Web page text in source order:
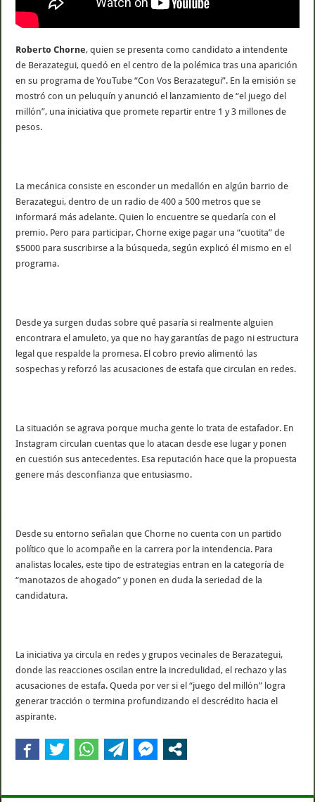
Roberto Chorne, quien se presenta como candidato a intendente
de Berazategui, quedó en el centro de la polémica tras una aparición
en su programa de YouTube “Con Vos Berazategui”. En la emisión se
mostró con un peluquín y anunció el lanzamiento de “el juego del
millón”, una iniciativa que promete repartir entre 1 y 3 millones de
pesos.
La mecánica consiste en esconder un medallón en algún barrio de
Berazategui, dentro de un radio de 400 a 500 metros que se
informará más adelante. Quien lo encuentre se quedaría con el
premio. Pero para participar, Chorne exige pagar una “cuotita” de
$5000 para suscribirse a la búsqueda, según explicó él mismo en el
programa.
Desde ya surgen dudas sobre qué pasaría si realmente alguien
encontrara el amuleto, ya que no hay garantías de pago ni estructura
legal que respalde la promesa. El cobro previo alimentó las
sospechas y reforzó las acusaciones de estafa que circulan en redes.
La situación se agrava porque mucha gente lo trata de estafador. En
Instagram circulan cuentas que lo atacan desde ese lugar y ponen
en cuestión sus antecedentes. Esa reputación hace que la propuesta
genere más desconfianza que entusiasmo.
Desde su entorno señalan que Chorne no cuenta con un partido
político que lo acompañe en la carrera por la intendencia. Para
analistas locales, este tipo de estrategias entran en la categoría de
“manotazos de ahogado” y ponen en duda la seriedad de la
candidatura.
La iniciativa ya circula en redes y grupos vecinales de Berazategui,
donde las reacciones oscilan entre la incredulidad, el rechazo y las
acusaciones de estafa. Queda por ver si el “juego del millón” logra
generar tracción o termina profundizando el descrédito hacia el
aspirante.